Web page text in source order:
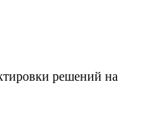
решений на